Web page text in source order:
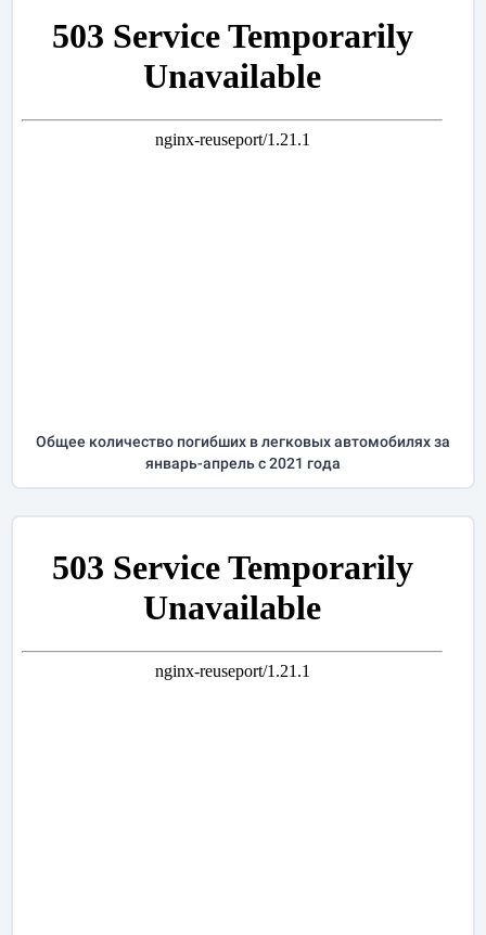
Общее количество погибших в легковых автомобилях за
январь-апрельс 2021 года